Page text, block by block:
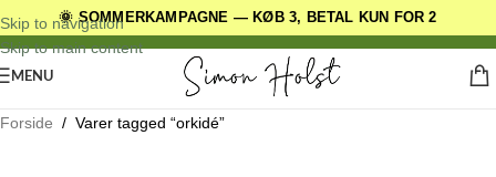
🌞 SOMMERKAMPAGNE — KØB 3, BETAL KUN FOR 2
Skip to navigation
Skip to main content
DANSKE ORIGINALE DESIGNS
MENU
Forside / Varer tagged “orkidé”